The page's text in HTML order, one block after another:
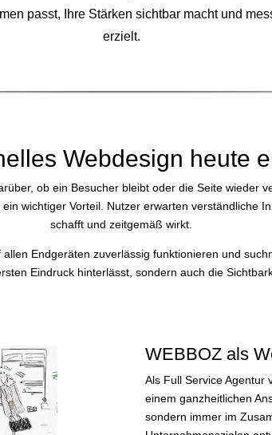
passt, Ihre Stärken sichtbar macht und
erzielt.
Webdesign heute
ob ein Besucher bleibt oder die Seite wieder
wichtiger Vorteil. Nutzer erwarten verständliche
schafft und zeitgemäß wirkt.
Endgeräten zuverlässig funktionieren und
Eindruck hinterlässt, sondern auch die
WEBBOZ als
Als Full Service Agentur
einem ganzheitlichen
sondern immer im